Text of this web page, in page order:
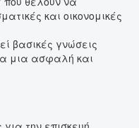
και οικονομικές
βασικές γνώσεις
μια ασφαλή και